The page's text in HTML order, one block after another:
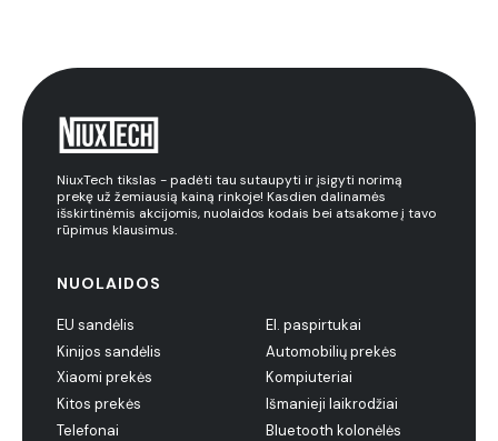
NiuxTech tikslas - padėti tau sutaupyti ir įsigyti norimą
prekę už žemiausią kainą rinkoje! Kasdien dalinamės
išskirtinėmis akcijomis, nuolaidos kodais bei atsakome į tavo
rūpimus klausimus.
NUOLAIDOS
EU sandėlis
Kinijos sandėlis
Xiaomi prekės
Kitos prekės
Telefonai
El. paspirtukai
Automobilių prekės
Kompiuteriai
Išmanieji laikrodžiai
Bluetooth kolonėlės